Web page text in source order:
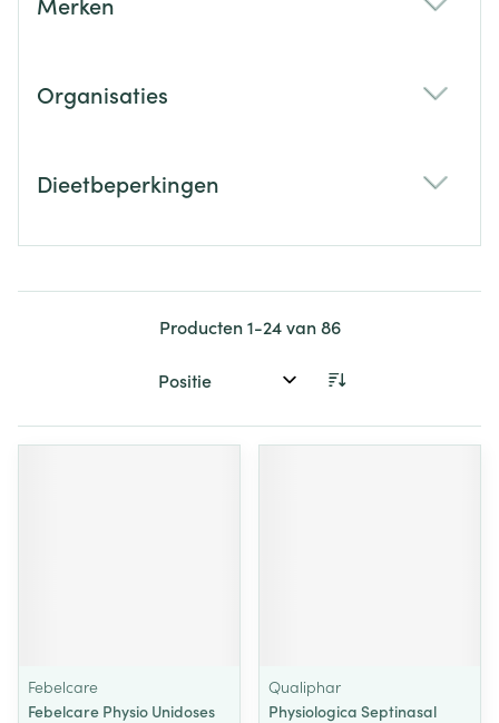
Organisaties
Dieetbeperkingen
Producten1-24van86
Sorteer op:
Febelcare
Febelcare Physio Unidoses
Qualiphar
Physiologica Septinasal